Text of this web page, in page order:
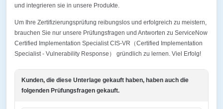
und integrieren sie in unsere Produkte.
Um Ihre Zertifizierungsprüfung reibungslos und erfolgreich zu meistern,
brauchen Sie nur unsere Prüfungsfragen und Antworten zu ServiceNow
Certified Implementation Specialist CIS-VR（Certified Implementation
Specialist - Vulnerability Response） gründlich zu lernen. Viel Erfolg!
Kunden, die diese Unterlage gekauft haben, haben auch die
folgenden Prüfungsfragen gekauft.